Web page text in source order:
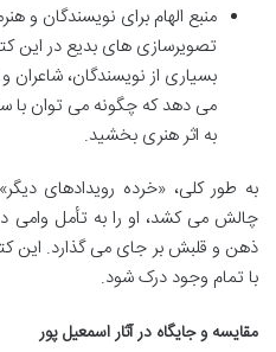
منبع الهام برای نویسندگان و
تصویرسازی های بدیع در این
بسیاری از نویسندگان، شاعران
می دهد که چگونه می توان با
به اثر هنری بخشید.
به طور کلی، «خرده رویدادهای
چالش می کشد، او را به تأمل وامی
ذهن و قلبش بر جای می گذارد. این
با تمام وجود درک شود.
مقایسه و جایگاه در آثار اسمعیل پور